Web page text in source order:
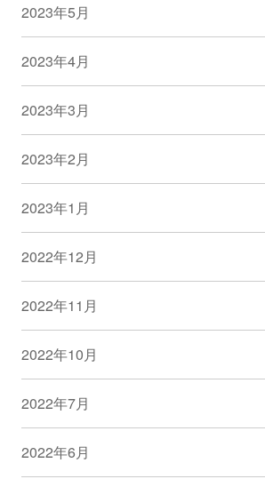
2023年5月
2023年4月
2023年3月
2023年2月
2023年1月
2022年12月
2022年11月
2022年10月
2022年7月
2022年6月